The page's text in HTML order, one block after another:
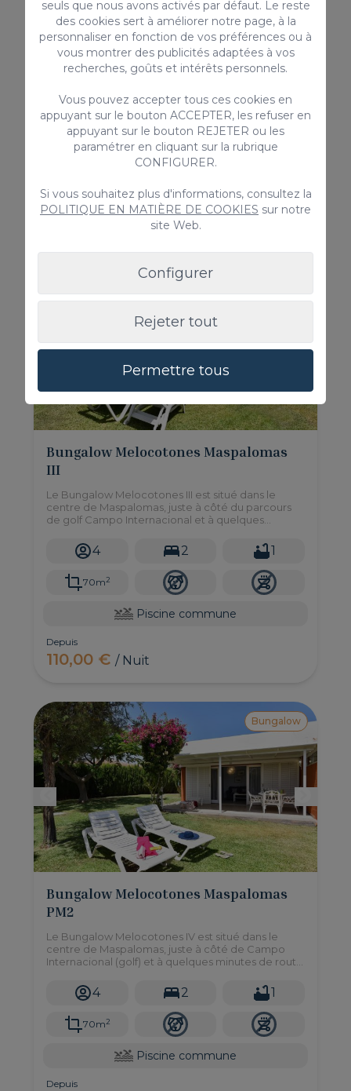
Bungalow Playa del Aguila II over the
sea
Bungalow récemment rénové de 2 chambres,
belles vues sur la mer et à seulement 20 pas de la
2 2
80m 2
Depuis
120,00 €/ Nuit
Bungalow Melocotones Maspalomas
III
Le Bungalow Melocotones III est situé dans le
centre de Maspalomas, juste à côté du parcours
de golf Campo Internacional et à quelques
de Meloneras.
4 2 1
70m2
Piscine commune
Depuis
110,00 €/ Nuit
Bungalow
Bungalow Melocotones Maspalomas
PM2
Le Bungalow Melocotones IV est situé dans le
centre de Maspalomas, juste à côté de Campo
Internacional (golf) et à quelques minutes de route
4 2 1
70m2
Piscine commune
Depuis
seuls que nous avons activés par défaut. Le reste
des cookies sert à améliorer notre page, à la
personnaliser en fonction de vos préférences ou à
vous montrer des publicités adaptées à vos
recherches, goûts et intérêts personnels.
Vous pouvez accepter tous ces cookies en
appuyant sur le bouton ACCEPTER, les refuser en
appuyant sur le bouton REJETER ou les
paramétrer en cliquant sur la rubrique
CONFIGURER.
Si vous souhaitez plus d'informations, consultez la
POLITIQUE EN MATIÈRE DE COOKIES sur notre
site Web.
Configurer
Rejeter tout
Permettre tous